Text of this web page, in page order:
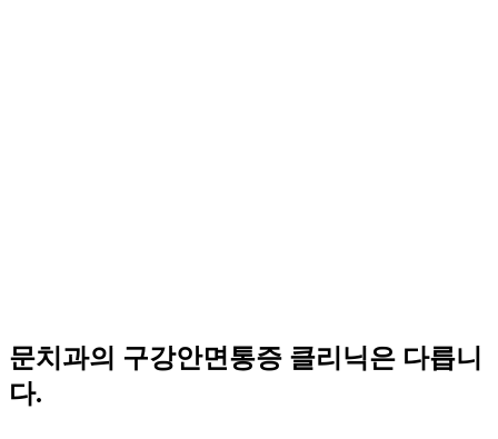
문치과의 구강안면통증 클리닉은 다릅니
다.